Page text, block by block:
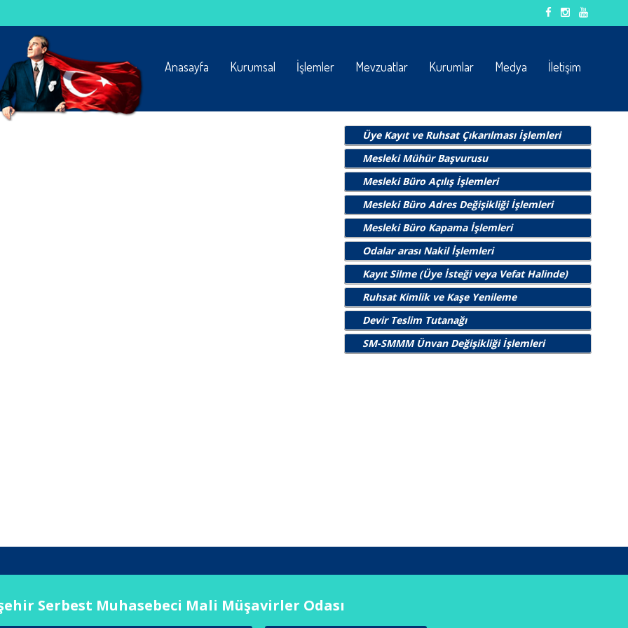
Anasayfa Kurumsal İşlemler Mevzuatlar Kurumlar Medya İletişim
Üye Kayıt ve Ruhsat Çıkarılması İşlemleri
Mesleki Mühür Başvurusu
Mesleki Büro Açılış İşlemleri
Mesleki Büro Adres Değişikliği İşlemleri
Mesleki Büro Kapama İşlemleri
Odalar arası Nakil İşlemleri
Kayıt Silme (Üye İsteği veya Vefat Halinde)
Ruhsat Kimlik ve Kaşe Yenileme
Devir Teslim Tutanağı
SM-SMMM Ünvan Değişikliği İşlemleri
Serbest Muhasebeci Mali Müşavirler Odası